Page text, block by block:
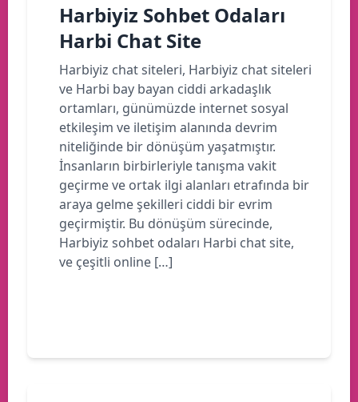
Harbiyiz Sohbet Odaları
Harbi Chat Site
Harbiyiz chat siteleri, Harbiyiz chat siteleri
ve Harbi bay bayan ciddi arkadaşlık
ortamları, günümüzde internet sosyal
etkileşim ve iletişim alanında devrim
niteliğinde bir dönüşüm yaşatmıştır.
İnsanların birbirleriyle tanışma vakit
geçirme ve ortak ilgi alanları etrafında bir
araya gelme şekilleri ciddi bir evrim
geçirmiştir. Bu dönüşüm sürecinde,
Harbiyiz sohbet odaları Harbi chat site,
ve çeşitli online […]